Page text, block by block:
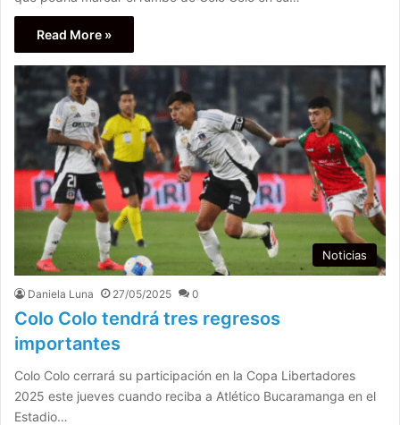
Read More »
Noticias
Daniela Luna 27/05/2025 0
Colo Colo tendrá tres regresos
importantes
Colo Colo cerrará su participación en la Copa Libertadores
2025 este jueves cuando reciba a Atlético Bucaramanga en el
Estadio…